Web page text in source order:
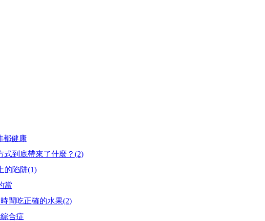
都健康
式到底帶來了什麼？(2)
的陷阱(1)
當
間吃正確的水果(2)
合症